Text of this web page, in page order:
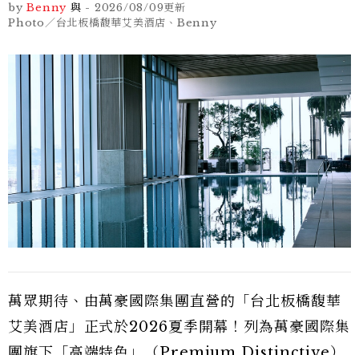
by Benny 與 - 2026/08/09更新
Photo／台北板橋馥華艾美酒店、Benny
萬眾期待、由萬豪國際集團直營的「台北板橋馥華
艾美酒店」正式於2026夏季開幕！列為萬豪國際集